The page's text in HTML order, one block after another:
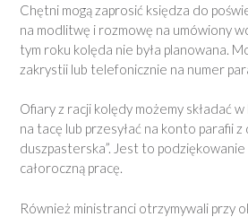
Chętni mogą zaprosić księdza do
na modlitwę i rozmowę na umówiony
tym roku kolęda nie była planowana.
zakrystii lub telefonicznie na numer
Ofiary z racji kolędy możemy składać
na tacę lub przesyłać na konto parafii z
duszpasterska”. Jest to podziękowanie
całoroczną pracę.
Również ministranci otrzymywali przy